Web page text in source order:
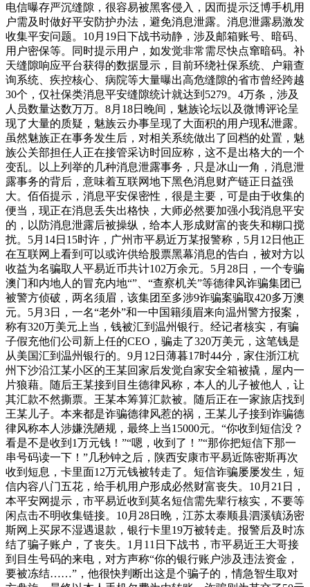
电信曝存严沉缝隙，很容易被黑客侵入，因而提示泛博手机用
户需及时做好平安防护办法，避免消息泄露。消息泄露易激发
收集平安问题。10月19日下战书动静，涉及邮箱账号、暗码、
用户密保等。同时提示用户，如发觉非常需尽快点窜暗码。补
天缝隙响应平台获得的数据显示，目前环绕社保系统、户籍查
询系统、疾控核心、病院等大量曝出高危缝隙的省市曾经跨越
30个，仅社保类消息平安缝隙统计就达到5279。4万条，涉及
人员数量达数万万。8月18日晚间，魅族论坛以及微博评论呈
现了大量的质疑，魅族云办事呈现了大面积的用户现私泄露。
虽然魅族正在事务发生后，对相关系统做出了回档的处置，魅
族公关部担任人正在接管采访时回应称，这不是出格大的一个
变乱。以上列举的几种消息泄露事务，只是冰山一角，消息泄
露事务的背后，意味着互联网地下黑色消息财产链正日益强
大。佰佰提示，消息平安保密性，很是主要，可是由于收集的
便当，现正在消息丢失出格快，大师必然要加强小我消息平安
的，以防消息泄露后被操纵，给本人形成财富的丧失和糊口搅
扰。5月14日15时许，广州市平易近万某报警称，5月12日他正
在互联网上看到可以或许供给股票黑幕消息的告白，被对方以
收益为名骗取人平易近币共计102万余元。5月28日，一个专骗
澳门和内地人的冒充内地“”、“查察机关”等德律风诈骗集团已
被警方侦破，两名须眉，该集团至多涉9诈骗案骗取420多万澳
元。5月3日，一名“老外”和一中国籍须眉来向温州警方报案，
称有320万美元上当，钱被汇到温州银行。经记者核实，有骗
子假充他们公司新上任的CEO，骗走了320万美元，这笔钱是
从美国汇到温州银行的。9月12日薄暮17时44分，家住浙江杭
州下沙沿江某小区的王某回家后发觉自家安全箱被撬，屋内一
片狼藉。随后王某接到目生德律风称，本人的儿子被他人，让
其汇款不然撕票。王某本筹算汇款被。随后正在一家旅店找到
王某儿子。本来都是诈骗德律风惹的祸，王某儿子接到诈骗德
律风称本人涉嫌洗陋规，最终上当15000元。“你收到短信没？
看是不是收到1万元钱！”“嗯，收到了！”“那你把短信下那一
串号码读一下！”几秒钟之后，陕西安康市平易近陈密斯再次
收到短息，卡里面12万元钱被转走了。短信诈骗屡屡发生，短
信内容八门五花，给手机用户形成必然财富丧失。10月21日，
本平安网提示，市平易近收到莫名短信需先辈行核实，不要等
闲点击不明收集链接。10月28日晚，江苏太泰顺县泗溪镇汤密
斯网上买尿不湿遇退款，银行卡里19万被转走。报警后及时冻
结了骗子账户，了丧失。1月11日下战书，市平易近王大哥接
到目生号码的来电，对方声称“你的银行账户涉及违法资金，
要被冻结……”，他很快判断出这是个骗子的，情急智生取对